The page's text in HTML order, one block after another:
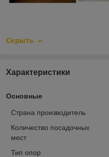
Скрыть
Характеристики
Основные
Страна производитель
Количество посадочных
мест
Тип опор